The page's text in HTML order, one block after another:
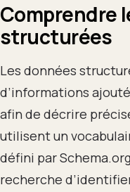
Comprendre
structurées
Les données
d’informations
afin de décrire
utilisent un
défini par
recherche